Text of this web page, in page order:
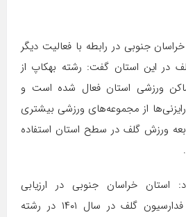
جنوبی در رابطه با فعالیت دیگر
در این استان گفت: رشته بهکاپ از
از اماکن ورزشی استان فعال شده است و
رایزنی‌ها از مجموعه‌های ورزشی بیشتری
ورزش گلف در سطح استان استفاده
استان خراسان جنوبی در ارزیابی
انجمن‌های زیر مجموعه فدارسیون گلف در سال ۱۴۰۱ در رشته